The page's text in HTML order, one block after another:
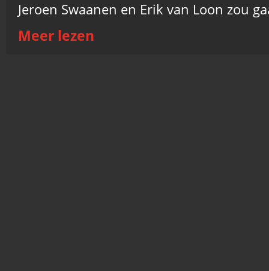
Jeroen Swaanen en Erik van Loon zou
Meer lezen